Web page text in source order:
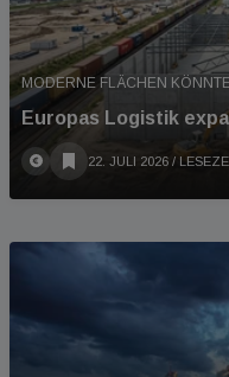
MODERNE FLÄCHEN
Europas Logistik
22. JULI 2026 /